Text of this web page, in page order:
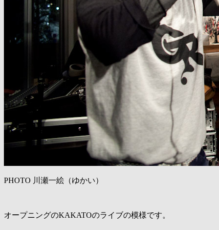
PHOTO 川瀬一絵（ゆかい）
オープニングのKAKATOのライブの模様です。